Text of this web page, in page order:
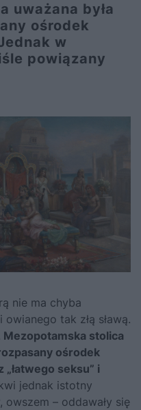
uważana była
ośrodek
w
powiązany
nie ma chyba
tak złą sławą.
Mezopotamska stolica
ośrodek
„łatwego seksu” i
jednak istotny
– oddawały się